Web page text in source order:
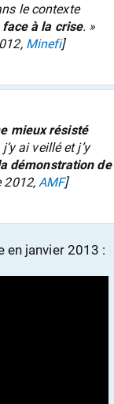
le contexte
à la crise. »
Minefi]
mieux résisté
ai veillé et j’y
démonstration de
2012, AMF]
en janvier 2013 :